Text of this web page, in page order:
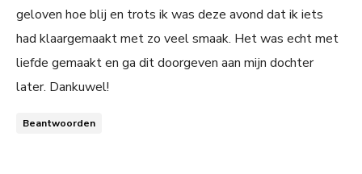
geloven hoe blij en trots ik was deze avond dat ik iets
had klaargemaakt met zo veel smaak. Het was echt met
liefde gemaakt en ga dit doorgeven aan mijn dochter
later. Dankuwel!
Beantwoorden